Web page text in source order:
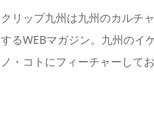
クリップ九州は九州のカルチ
するWEBマガジン。九州のイ
ノ・コトにフィーチャーして